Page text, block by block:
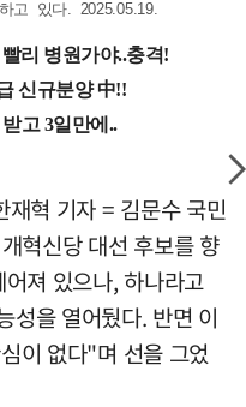
고 있다. 2025.05.19.
혁 기자 = 김문수 국민
혁신당 대선 후보를 향
져 있으나, 하나라고
성을 열어뒀다. 반면 이
이 없다"며 선을 그었